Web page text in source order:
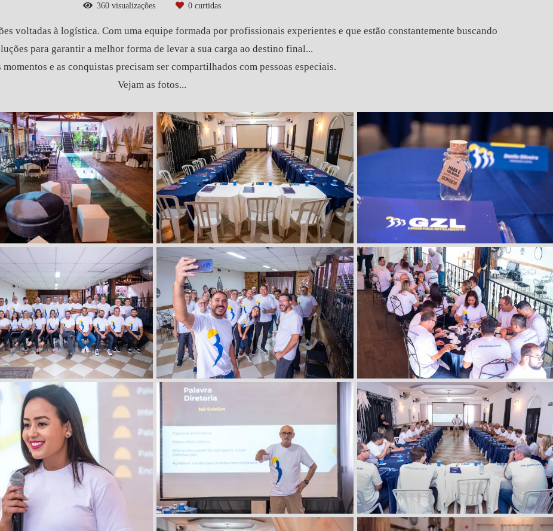
360visualizações 0curtidas
voltadas à logística. Com uma equipe formada por profissionais experientes e que estão constantemente buscando
para garantir a melhor forma de levar a sua carga ao destino final...
momentos e as conquistas precisam ser compartilhados com pessoas especiais.
Vejam as fotos...